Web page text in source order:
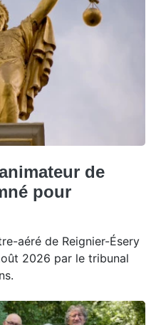
de
pour
aéré de Reignier-Ésery
2026 par le tribunal